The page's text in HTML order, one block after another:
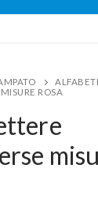
ALFABETI
ROSA